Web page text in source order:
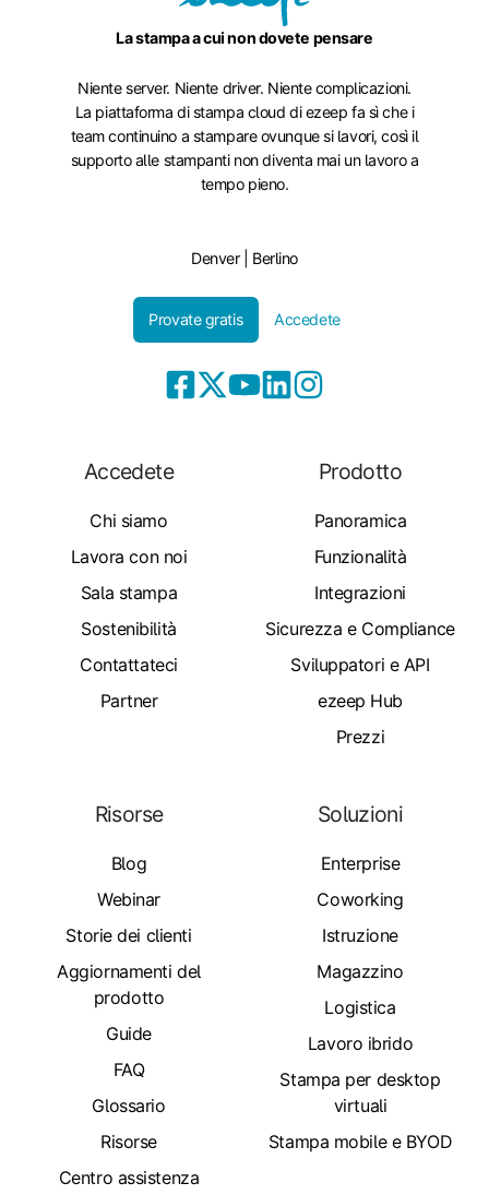
La stampa a cui non dovete pensare
Niente server. Niente driver. Niente complicazioni.
La piattaforma di stampa cloud di ezeep fa sì che i
team continuino a stampare ovunque si lavori, così il
supporto alle stampanti non diventa mai un lavoro a
tempo pieno.
Denver | Berlino
Provate gratis Accedete
Accedete
Chi siamo
Lavora con noi
Sala stampa
Sostenibilità
Contattateci
Partner
Prodotto
Panoramica
Funzionalità
Integrazioni
Sicurezza e Compliance
Sviluppatori e API
ezeep Hub
Prezzi
Risorse
Blog
Webinar
Storie dei clienti
Aggiornamenti del
prodotto
Guide
FAQ
Glossario
Risorse
Centro assistenza
Soluzioni
Enterprise
Coworking
Istruzione
Magazzino
Logistica
Lavoro ibrido
Stampa per desktop
virtuali
Stampa mobile e BYOD